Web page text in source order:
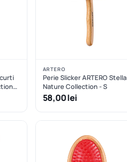
ARTERO
Perie Slicker ARTERO Stella
Nature Collection - S
58,00 lei